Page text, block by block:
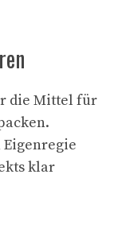
die Mittel für
klar